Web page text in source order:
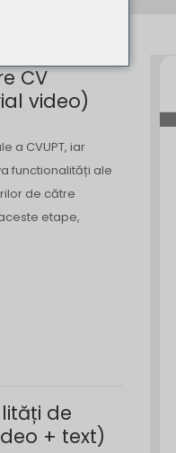
CV
video)
a CVUPT, iar
functionalități ale
de către
etape,
de
+ text)